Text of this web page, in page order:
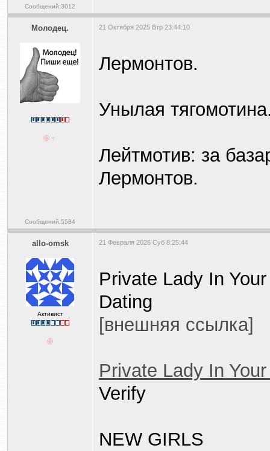
Сообщений:3012
Молодец.
Сообщений:5584
21 Октября 2025 Втр 23:44:10
Лермонтов.
Унылая
Лейтмотив: за
Лермонтов.
allo-omsk
Активист
21 Февраля 2026 Суб 8:25:44
Private Lady In
Dating
[внешняя ссылка]
Private Lady In
Verify
NEW GIRLS